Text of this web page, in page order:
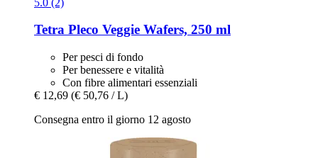
Tetra Pleco Veggie Wafers, 250 ml
Per pesci di fondo
Per benessere e vitalità
Con fibre alimentari essenziali
€ 12,69 (€ 50,76 / L)
Consegna entro il giorno 12 agosto